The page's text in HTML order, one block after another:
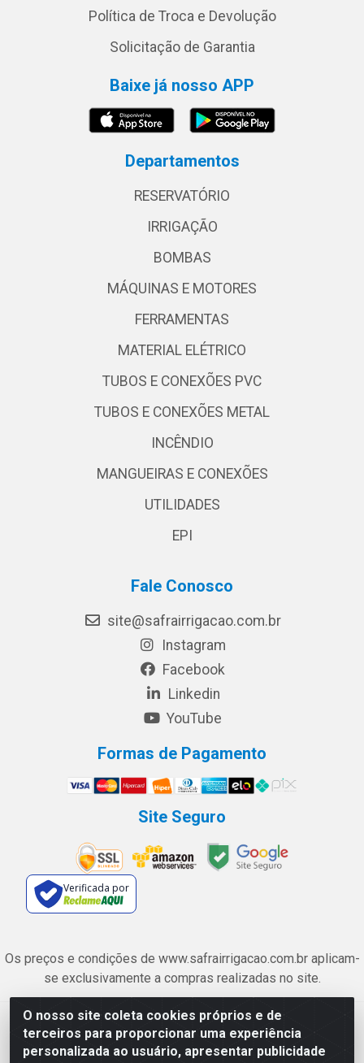
O nosso site coleta cookies próprios e de
terceiros para proporcionar uma experiência
personalizada ao usuário, apresentar publicidade
Política de Troca e Devolução
Solicitação de Garantia
Baixe já nosso APP
Departamentos
RESERVATÓRIO
IRRIGAÇÃO
BOMBAS
MÁQUINAS E MOTORES
FERRAMENTAS
MATERIAL ELÉTRICO
TUBOS E CONEXÕES PVC
TUBOS E CONEXÕES METAL
INCÊNDIO
MANGUEIRAS E CONEXÕES
UTILIDADES
EPI
Fale Conosco
site@safrairrigacao.com.br
Instagram
Facebook
Linkedin
YouTube
Formas de Pagamento
Site Seguro
Verificada por
Os preços e condições de www.safrairrigacao.com.br aplicam-
se exclusivamente a compras realizadas no site.
Safra Agrícola e Pecuária LTDA - Avenida Castelo Branco, 5330 -
Esplanada dos Anicuns, Goiânia/GO - CEP 74.433-205 - CNPJ